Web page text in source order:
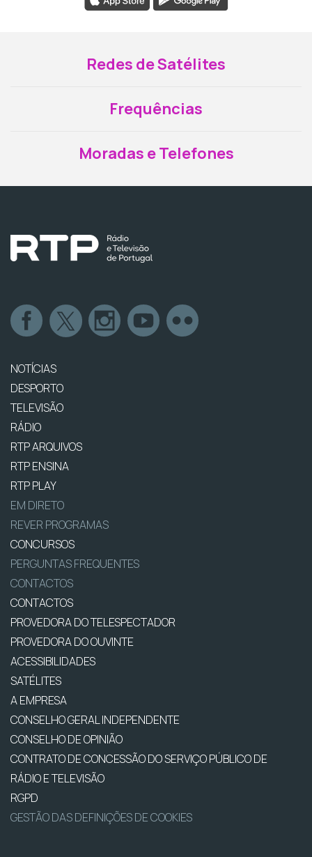
Redes de Satélites
Frequências
Moradas e Telefones
NOTÍCIAS
DESPORTO
TELEVISÃO
RÁDIO
RTP ARQUIVOS
RTP ENSINA
RTP PLAY
EM DIRETO
REVER PROGRAMAS
CONCURSOS
PERGUNTAS FREQUENTES
CONTACTOS
CONTACTOS
PROVEDORA DO TELESPECTADOR
PROVEDORA DO OUVINTE
ACESSIBILIDADES
SATÉLITES
A EMPRESA
CONSELHO GERAL INDEPENDENTE
CONSELHO DE OPINIÃO
CONTRATO DE CONCESSÃO DO SERVIÇO PÚBLICO DE
RÁDIO E TELEVISÃO
RGPD
GESTÃO DAS DEFINIÇÕES DE COOKIES